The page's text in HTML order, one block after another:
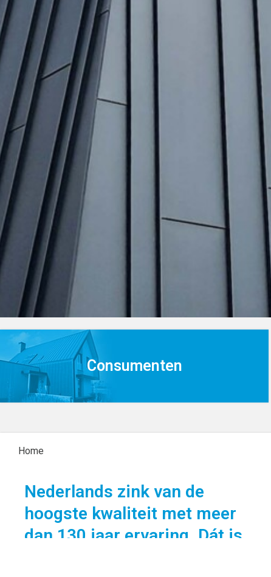
Consumenten
Home
Nederlands zink van de
hoogste kwaliteit met meer
dan 130 jaar ervaring. Dát is